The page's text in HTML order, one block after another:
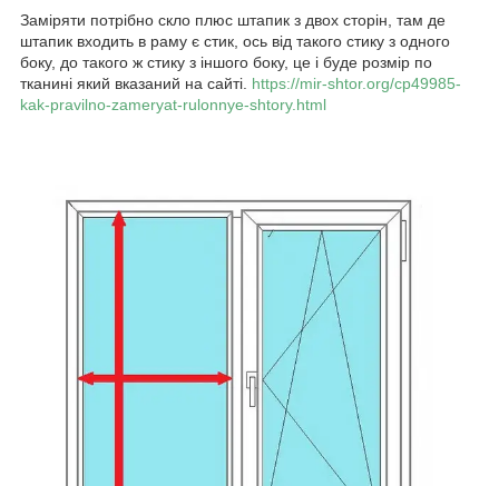
Заміряти потрібно скло плюс штапик з двох сторін, там де
штапик входить в раму є стик, ось від такого стику з одного
боку, до такого ж стику з іншого боку, це і буде розмір по
тканині який вказаний на сайті. https://mir-shtor.org/cp49985-
kak-pravilno-zameryat-rulonnye-shtory.html